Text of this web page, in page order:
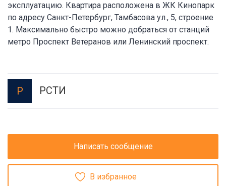
эксплуатацию. Квартира расположена в ЖК Кинопарк
по адресу Санкт-Петербург, Тамбасова ул., 5, строение
1. Максимально быстро можно добраться от станций
метро Проспект Ветеранов или Ленинский проспект.
Р РСТИ
Написать сообщение
В избранное